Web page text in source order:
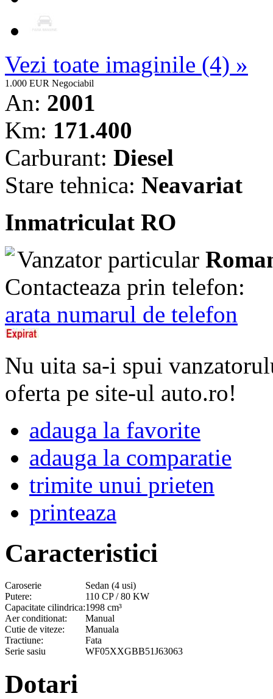
Vezi toate imaginile (4) »
1.000 EUR Negociabil
An: 2001
Km: 171.400
Carburant: Diesel
Stare tehnica: Neavariat
Inmatriculat RO
Vanzator particular
Contacteaza prin telefon:
arata numarul de telefon
Nu uita sa-i spui
oferta pe site-ul auto.ro!
adauga la favorite
adauga la comparatie
trimite unui prieten
printeaza
Caracteristici
Caroserie
Sedan (4 usi)
Putere:
110 CP / 80 KW
Capacitate cilindrica:1998 cm³
Aer conditionat:
Manual
Cutie de viteze:
Manuala
Tractiune:
Fata
Serie sasiu
WF05XXGBB51J63063
Dotari